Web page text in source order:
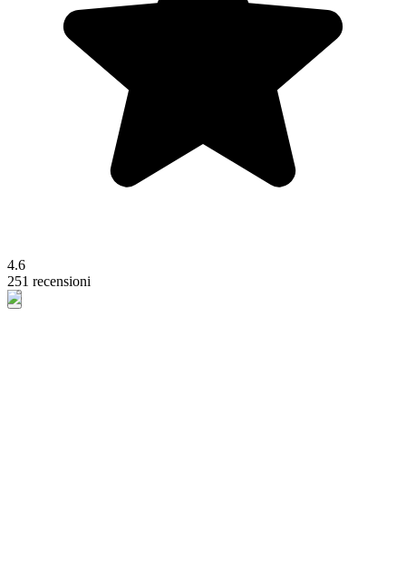
4.6
251 recensioni